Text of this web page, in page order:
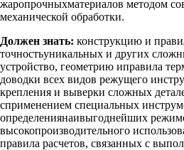
жаропрочныхматериалов методом
механической обработки.
Должен знать: конструкцию и
точностьуникальных и других
устройство, геометрию иправила
доводки всех видов режущего
крепления и выверки сложных
сприменением специальных
определениянаивыгоднейших
высокопроизводительного
правила расчетов, связанных с